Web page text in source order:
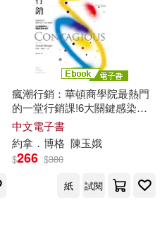
瘋潮行銷：華頓商學院最熱門
的一堂行銷課!6大關鍵感染
力，瞬間引爆大流行【暢銷新
裝版】 (電子書)
中文電子書
約拿 ． 博格 陳玉娥
$266 $380
紙
試閱